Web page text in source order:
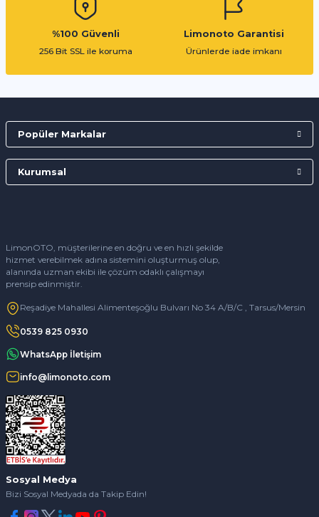
%100 Güvenli
256 Bit SSL ile koruma
Limonoto Garantisi
Ürünlerde iade imkanı
LimonOTO, müşterilerine en doğru ve en hızlı şekilde
hizmet verebilmek adına sistemini oluşturmuş olup,
alanında uzman ekibi ile çözüm odaklı çalışmayı
prensip edinmiştir.
Reşadiye Mahallesi Alimenteşoğlu Bulvarı No 34 A/B/C , Tarsus/Mersin
0539 825 0930
WhatsApp İletişim
info@limonoto.com
Popüler Markalar
Kurumsal
Sosyal Medya
Bizi Sosyal Medyada da Takip Edin!